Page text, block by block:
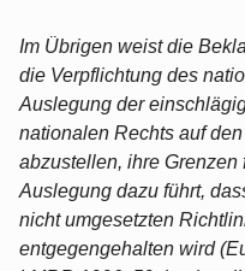
Im Übrigen weist die
die Verpflichtung des
Auslegung der
nationalen Rechts auf
abzustellen, ihre
Auslegung dazu führt,
nicht umgesetzten
entgegengehalten wird